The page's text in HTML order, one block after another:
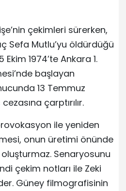
çekimleri sürerken,
Sefa Mutlu’yu öldürdüğü
1974’te Ankara 1.
başlayan
13 Temmuz
çarptırılır.
ile yeniden
onun üretimi önünde
Senaryosunu
çekim notları ile Zeki
Güney filmografisinin